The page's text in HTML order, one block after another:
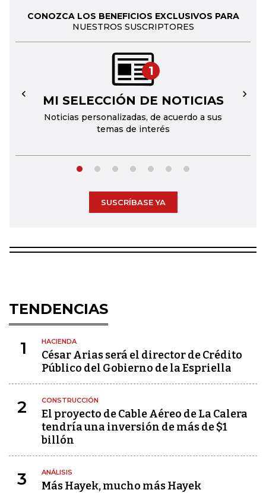
CONOZCA LOS BENEFICIOS EXCLUSIVOS PARA
NUESTROS SUSCRIPTORES
1
MI SELECCIÓN DE NOTICIAS
Noticias personalizadas, de acuerdo a sus
temas de interés
← →
SUSCRÍBASE YA
TENDENCIAS
1 HACIENDA
César Arias será el director de Crédito
Público del Gobierno de la Espriella
2 CONSTRUCCIÓN
El proyecto de Cable Aéreo de La Calera
tendría una inversión de más de $1
billón
3 ANÁLISIS
Más Hayek, mucho más Hayek